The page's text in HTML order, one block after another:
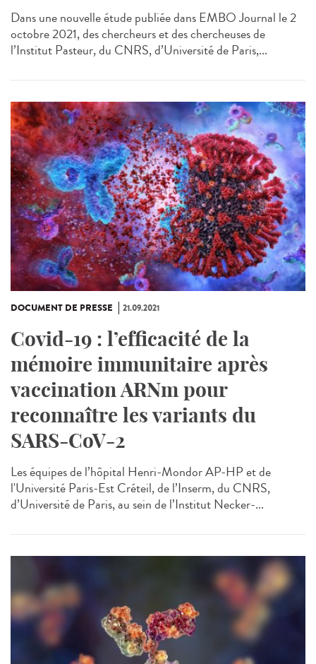
Dans une nouvelle étude publiée dans EMBO Journal le 2
octobre 2021, des chercheurs et des chercheuses de
l’Institut Pasteur, du CNRS, d’Université de Paris,...
DOCUMENT DE PRESSE 21.09.2021
Covid-19 : l’efficacité de la
mémoire immunitaire après
vaccination ARNm pour
reconnaître les variants du
SARS-CoV-2
Les équipes de l’hôpital Henri-Mondor AP-HP et de
l'Université Paris-Est Créteil, de l’Inserm, du CNRS,
d’Université de Paris, au sein de l’Institut Necker-...